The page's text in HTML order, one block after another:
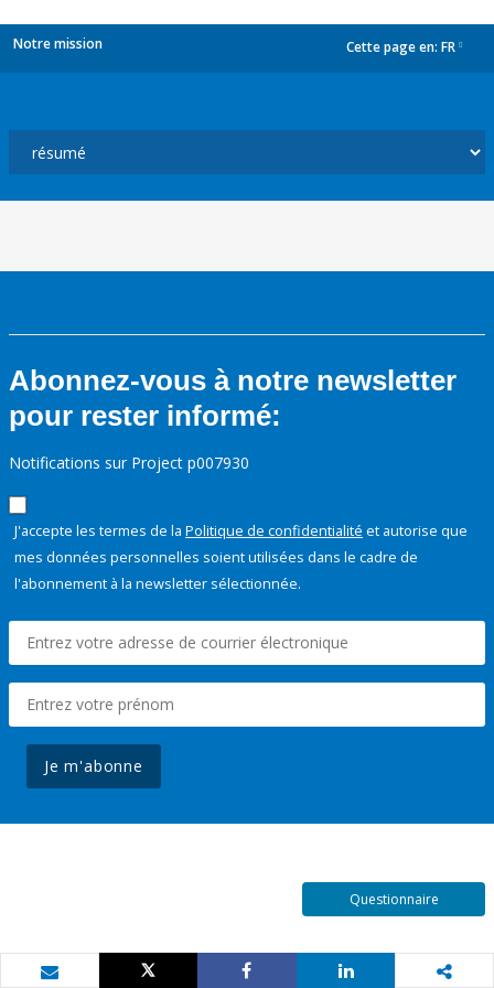
Notre mission Cette page en: FR
Abonnez-vous à notre newsletter
pour rester informé:
Notifications sur Project p007930
J'accepte les termes de la Politique de confidentialité et autorise que
mes données personnelles soient utilisées dans le cadre de
l'abonnement à la newsletter sélectionnée.
Je m'abonne
Questionnaire